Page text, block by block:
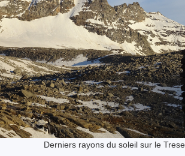
Derniers rayons du soleil sur le